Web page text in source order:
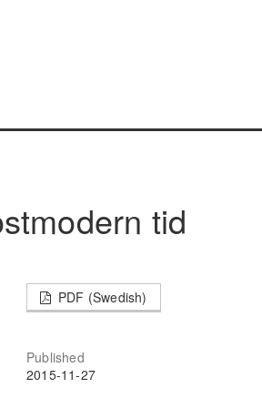
tid
PDF (Swedish)
Published
2015-11-27